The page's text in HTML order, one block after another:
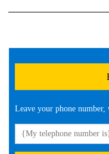
Leave your phone